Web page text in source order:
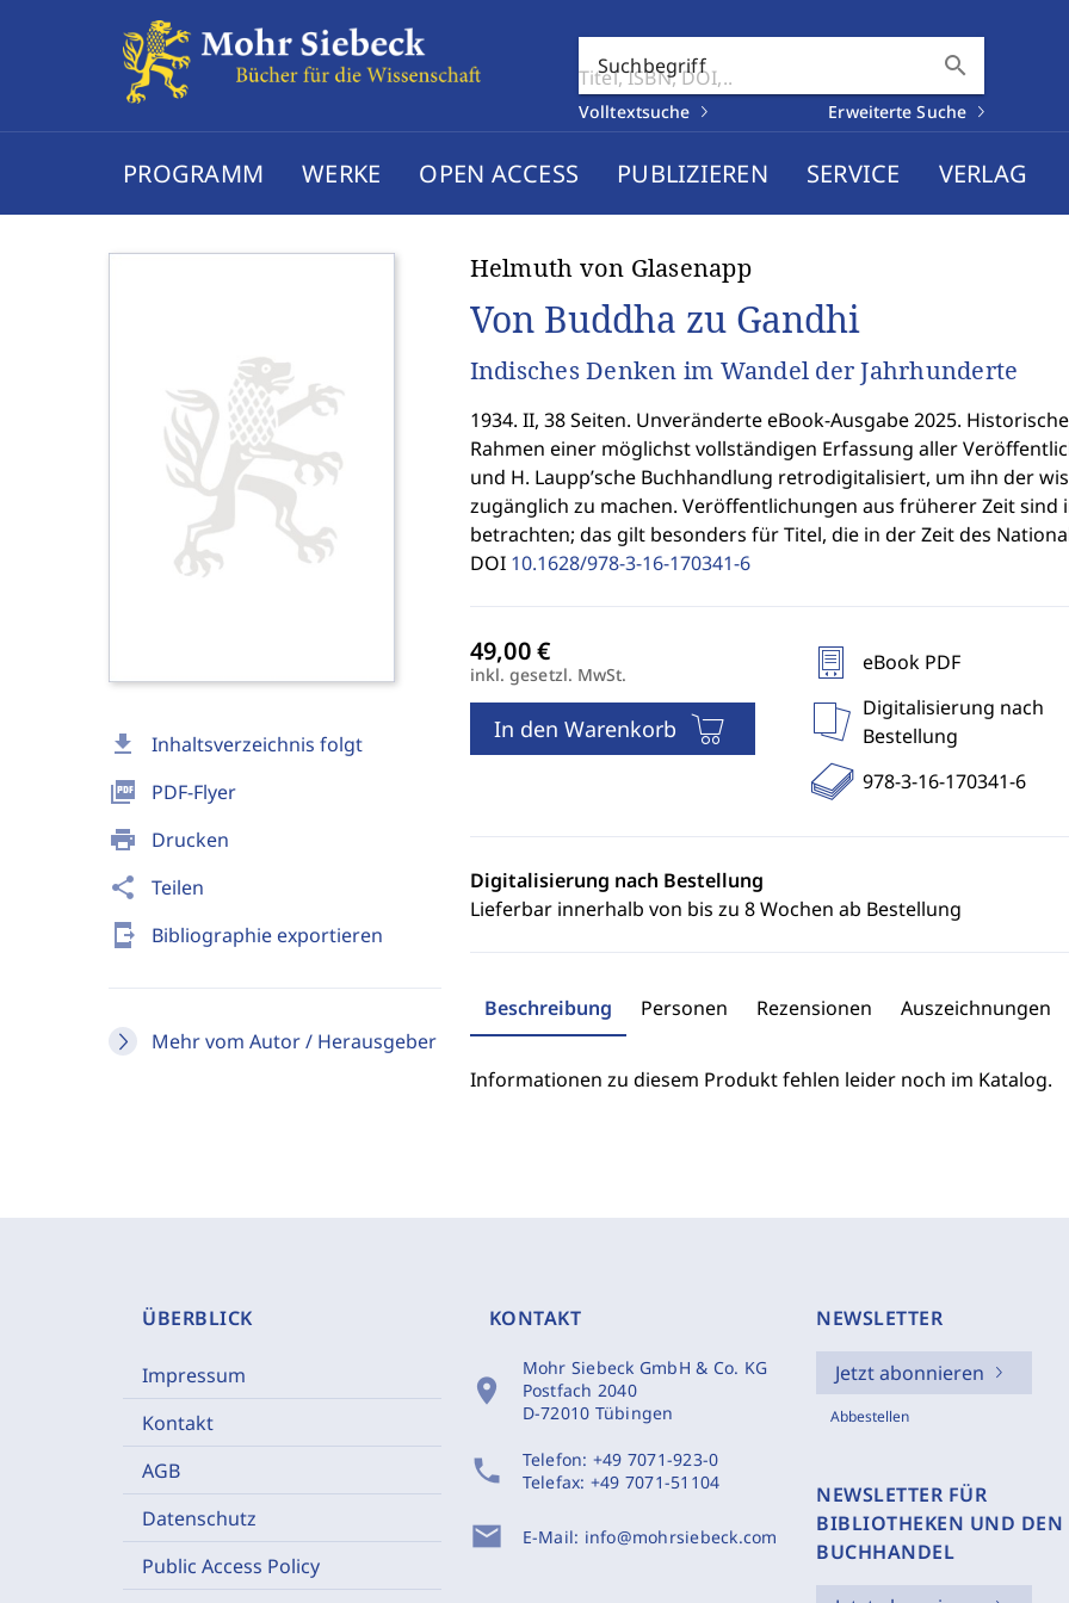
Suchbegriff search
Volltextsuche Erweiterte Suche
PROGRAMM WERKE OPEN ACCESS PUBLIZIEREN SERVICE VERLAG
download Inhaltsverzeichnis folgt
picture_as_pdf PDF-Flyer
print Drucken
share Teilen
send_to_mobile Bibliographie exportieren
Mehr vom Autor / Herausgeber
Helmuth von Glasenapp
Von Buddha zu Gandhi
Indisches Denken im Wandel der Jahrhunderte
1934. II, 38 Seiten. Unveränderte eBook-Ausgabe 2025.
Rahmen einer möglichst vollständigen Erfassung aller
und H. Laupp’sche Buchhandlung retrodigitalisiert, um ihn der
zugänglich zu machen. Veröffentlichungen aus früherer Zeit
betrachten; das gilt besonders für Titel, die in der Zeit des
DOI 10.1628/978-3-16-170341-6
inkl. gesetzl. MwSt.
In den Warenkorb
eBook PDF
Digitalisierung nach
Bestellung
978-3-16-170341-6
Digitalisierung nach Bestellung
Lieferbar innerhalb von bis zu 8 Wochen ab Bestellung
Beschreibung Personen Rezensionen Auszeichnungen
Informationen zu diesem Produkt fehlen leider noch im Katalog.
ÜBERBLICK
Impressum
Kontakt
AGB
Datenschutz
Public Access Policy
KONTAKT
location_on
Mohr Siebeck GmbH & Co. KG
Postfach 2040
D-72010 Tübingen
phone Telefon: +49 7071-923-0
Telefax: +49 7071-51104
mail E-Mail: info@mohrsiebeck.com
NEWSLETTER
Jetzt abonnieren
Abbestellen
NEWSLETTER FÜR
BIBLIOTHEKEN UND DEN
BUCHHANDEL